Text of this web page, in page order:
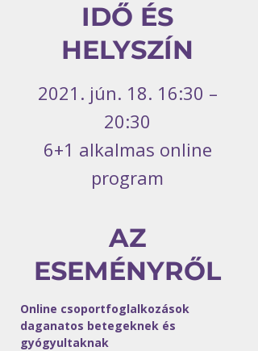
IDŐ ÉS
HELYSZÍN
2021. jún. 18. 16:30 –
20:30
6+1 alkalmas online
program
AZ
ESEMÉNYRŐL
Online csoportfoglalkozások
daganatos betegeknek és
gyógyultaknak